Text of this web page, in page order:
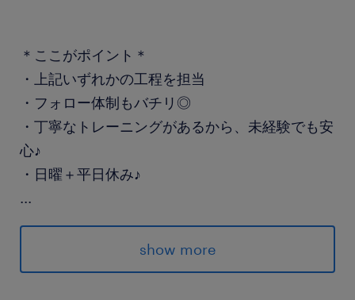
＊ここがポイント＊
・上記いずれかの工程を担当
・フォロー体制もバチリ◎
・丁寧なトレーニングがあるから、未経験でも安
心♪
・日曜＋平日休み♪
...
～詳しくはお電話・面談にて～
派遣先の特徴
show more